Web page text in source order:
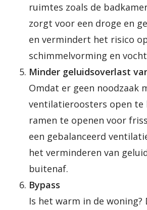
ruimtes zoals de
zorgt voor een droge en
en vermindert het risico
schimmelvorming en
Minder geluidsoverlast
Omdat er geen noodzaak
ventilatieroosters open te
ramen te openen voor
een gebalanceerd
het verminderen van
buitenaf.
Bypass
Is het warm in de woning?